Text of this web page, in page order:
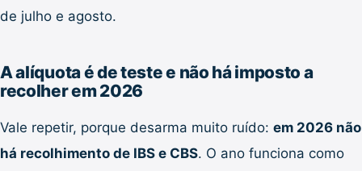
de julho e agosto.
A alíquota é de teste e não há imposto a
recolher em 2026
Vale repetir, porque desarma muito ruído: em 2026 não
há recolhimento de IBS e CBS. O ano funciona como